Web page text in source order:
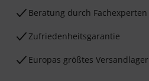
Beratung durch Fachexperten
Zufriedenheitsgarantie
Europas größtes Versandlager